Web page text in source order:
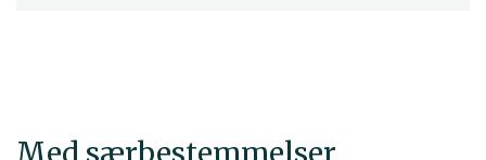
Med særbestemmelser